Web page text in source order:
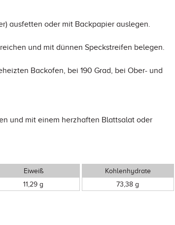
ausfetten oder mit Backpapier auslegen.
und mit dünnen Speckstreifen belegen.
Backofen, bei 190 Grad, bei Ober- und
und mit einem herzhaften Blattsalat oder
Eiweiß
11,29 g
Kohlenhydrate
73,38 g